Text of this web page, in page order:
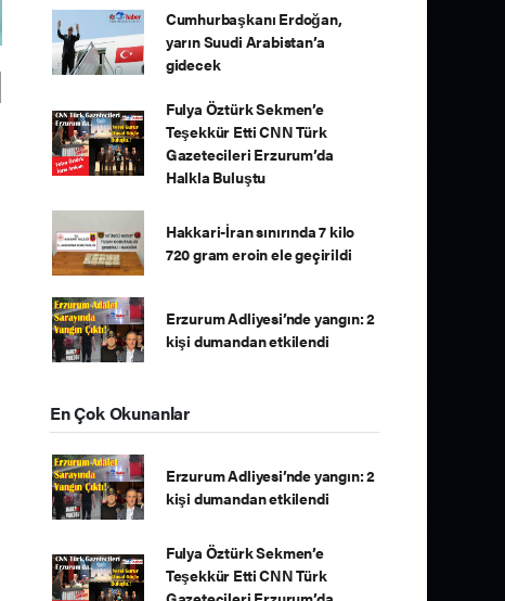
Cumhurbaşkanı Erdoğan,
yarın Suudi Arabistan’a
gidecek
Fulya Öztürk Sekmen’e
Teşekkür Etti CNN Türk
Gazetecileri Erzurum’da
Halkla Buluştu
Hakkari-İran sınırında 7 kilo
720 gram eroin ele geçirildi
Erzurum Adliyesi’nde yangın: 2
kişi dumandan etkilendi
En Çok Okunanlar
Erzurum Adliyesi’nde yangın: 2
kişi dumandan etkilendi
Fulya Öztürk Sekmen’e
Teşekkür Etti CNN Türk